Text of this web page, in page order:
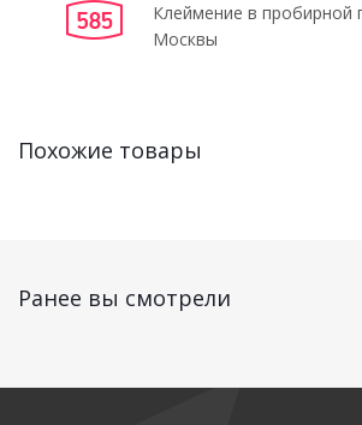
Клеймение в пробирной
Москвы
Похожие товары
Ранее вы смотрели